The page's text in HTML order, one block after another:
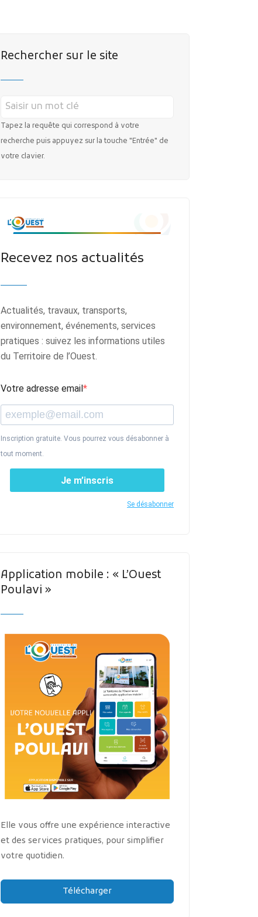
Rechercher sur le site
Tapez la requête qui correspond à votre
recherche puis appuyez sur la touche "Entrée" de
votre clavier.
Recevez nos actualités
Actualités, travaux, transports,
environnement, événements, services
pratiques : suivez les informations utiles
du Territoire de l’Ouest.
Votre adresse email
Inscription gratuite. Vous pourrez vous désabonner à
tout moment.
Je m’inscris
Se désabonner
Application mobile : « L’Ouest
Poulavi »
Elle vous offre une expérience interactive
et des services pratiques, pour simplifier
votre quotidien.
Télécharger